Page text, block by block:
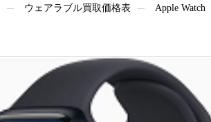
ウェアラブル買取価格表 Apple